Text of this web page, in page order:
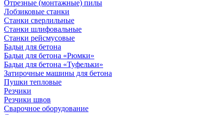
Отрезные (монтажные) пилы
Лобзиковые станки
Станки сверлильные
Станки шлифовальные
Станки рейсмусовые
Бадьи для бетона
Бадьи для бетона «Рюмки»
Бадьи для бетона «Туфельки»
Затирочные машины для бетона
Пушки тепловые
Резчики
Резчики швов
Сварочное оборудование